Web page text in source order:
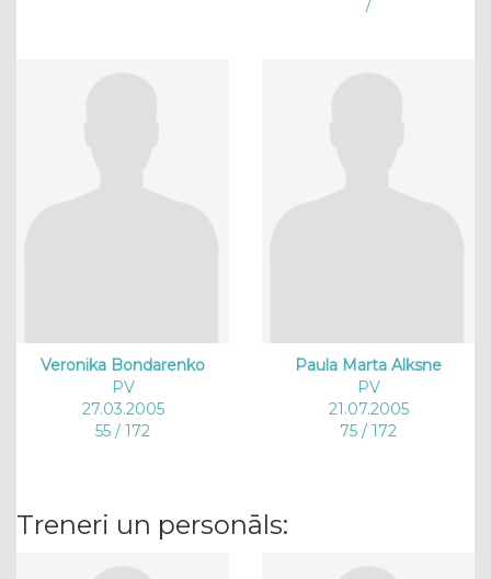
/
Veronika Bondarenko
PV
27.03.2005
55 / 172
Paula Marta Alksne
PV
21.07.2005
75 / 172
Treneri un personāls: